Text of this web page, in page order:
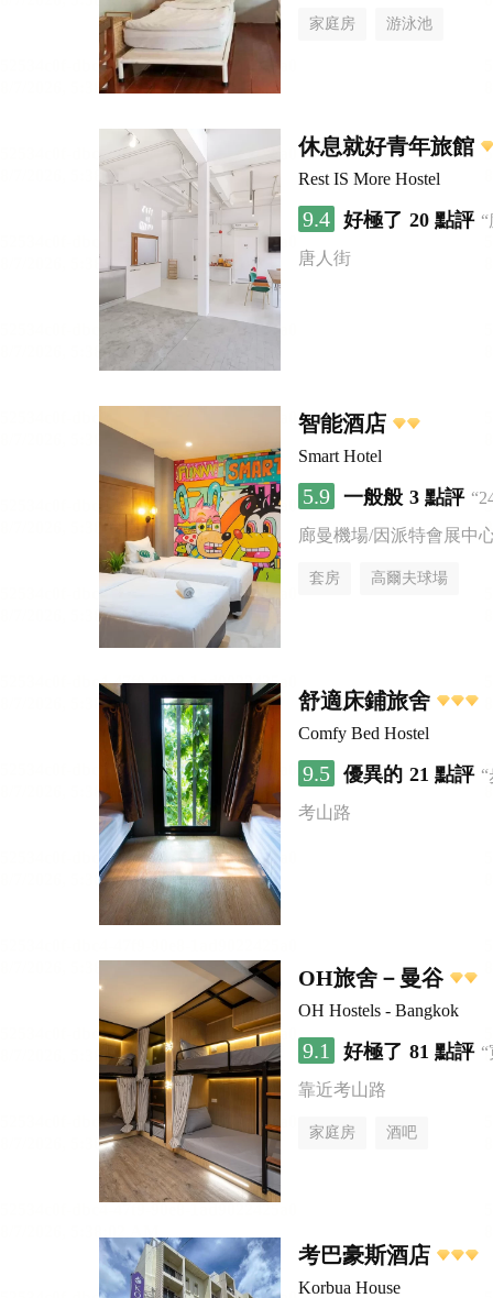
家庭房 游泳池
休息就好青年旅館
Rest IS More Hostel
9.4 好極了 20 點評
唐人街
智能酒店
Smart Hotel
5.9 一般般 3 點評
廊曼機場/因派特會展中
套房 高爾夫球場
舒適床鋪旅舍
Comfy Bed Hostel
9.5 優異的 21 點評
考山路
OH旅舍－曼谷
OH Hostels - Bangkok
9.1 好極了 81 點評
靠近考山路
家庭房 酒吧
考巴豪斯酒店
Korbua House